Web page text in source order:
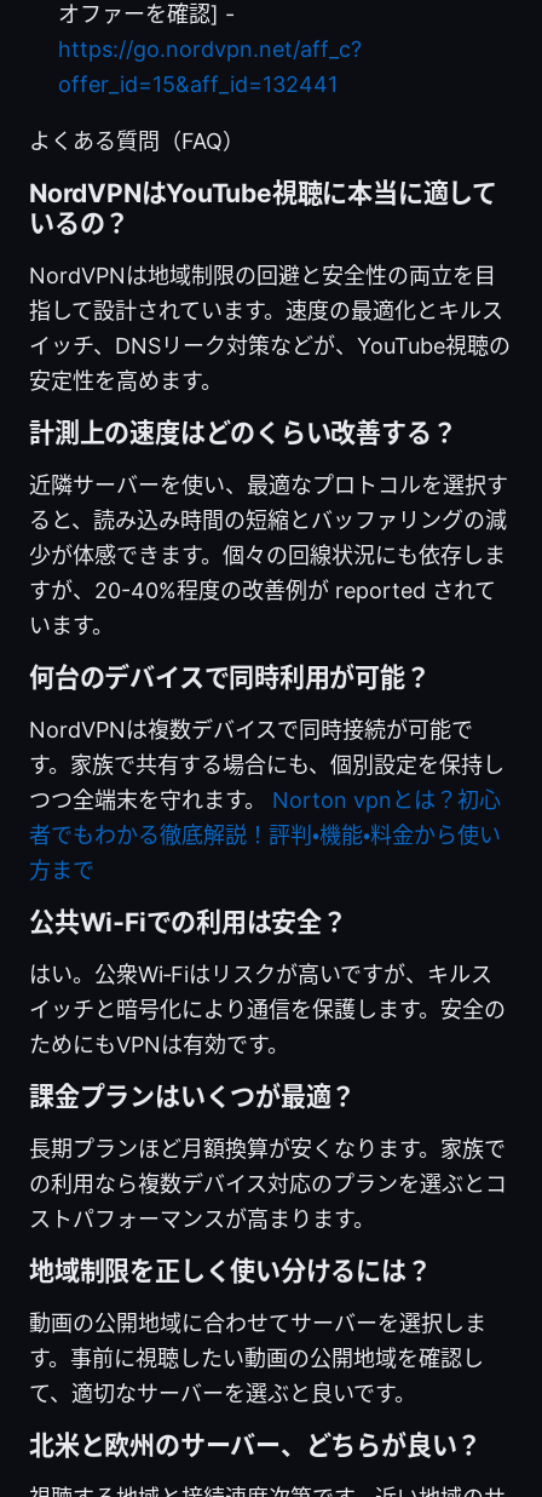
オファーを確認] -
https://go.nordvpn.net/aff_c?
offer_id=15&aff_id=132441
よくある質問（FAQ）
NordVPNはYouTube視聴に本当に適して
いるの？
NordVPNは地域制限の回避と安全性の両立を目
指して設計されています。速度の最適化とキルス
イッチ、DNSリーク対策などが、YouTube視聴の
安定性を高めます。
計測上の速度はどのくらい改善する？
近隣サーバーを使い、最適なプロトコルを選択す
ると、読み込み時間の短縮とバッファリングの減
少が体感できます。個々の回線状況にも依存しま
すが、20-40%程度の改善例が reported されて
います。
何台のデバイスで同時利用が可能？
NordVPNは複数デバイスで同時接続が可能で
す。家族で共有する場合にも、個別設定を保持し
つつ全端末を守れます。 Norton vpnとは？初心
者でもわかる徹底解説！評判・機能・料金から使い
方まで
公共Wi‑Fiでの利用は安全？
はい。公衆Wi‑Fiはリスクが高いですが、キルス
イッチと暗号化により通信を保護します。安全の
ためにもVPNは有効です。
課金プランはいくつが最適？
長期プランほど月額換算が安くなります。家族で
の利用なら複数デバイス対応のプランを選ぶとコ
ストパフォーマンスが高まります。
地域制限を正しく使い分けるには？
動画の公開地域に合わせてサーバーを選択しま
す。事前に視聴したい動画の公開地域を確認し
て、適切なサーバーを選ぶと良いです。
北米と欧州のサーバー、どちらが良い？